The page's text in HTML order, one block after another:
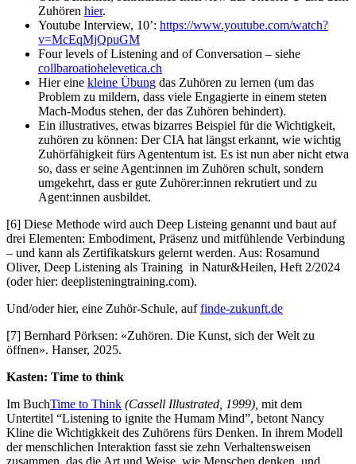
Zuhören hier.
Youtube Interview, 10’: https://www.youtube.com/watch?
v=McEqMjQpuGM
Four levels of Listening and of Conversation – siehe
collbaroatiohelevetica.ch
Hier eine kleine Übung das Zuhören zu lernen (um das
Problem zu mildern, dass viele Engagierte in einem steten
Mach-Modus stehen, der das Zuhören behindert).
Ein illustratives, etwas bizarres Beispiel für die Wichtigkeit,
zuhören zu können: Der CIA hat längst erkannt, wie wichtig
Zuhörfähigkeit fürs Agententum ist. Es ist nun aber nicht etwa
so, dass er seine Agent:innen im Zuhören schult, sondern
umgekehrt, dass er gute Zuhörer:innen rekrutiert und zu
Agent:innen ausbildet.
[6] Diese Methode wird auch Deep Listeing genannt und baut auf
drei Elementen: Embodiment, Präsenz und mitfühlende Verbindung
– und kann als Zertifikatskurs gelernt werden. Aus: Rosamund
Oliver, Deep Listening als Training in Natur&Heilen, Heft 2/2024
(oder hier: deeplisteningtraining.com).
Und/oder hier, eine Zuhör-Schule, auffinde-zukunft.de
[7] Bernhard Pörksen: «Zuhören. Die Kunst, sich der Welt zu
öffnen». Hanser, 2025.
Kasten: Time to think
Im BuchTime to Think (Cassell Illustrated, 1999), mit dem
Untertitel “Listening to ignite the Humam Mind”, betont Nancy
Kline die Wichtigkkeit des Zuhörens fürs Denken. In ihrem Modell
der menschlichen Interaktion fasst sie zehn Verhaltensweisen
zusammen, das die Art und Weise, wie Menschen denken, und